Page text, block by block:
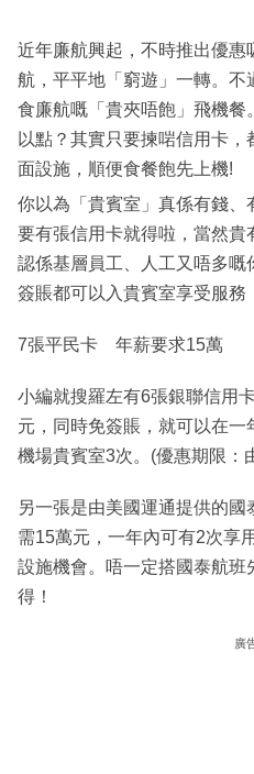
閱
專
區
近年廉航興起，不時推出優
航，平平地「窮遊」一轉。
食廉航嘅「貴夾唔飽」飛機
以點？其實只要揀啱信用卡
面設施，順便食餐飽先上機!
你以為「貴賓室」真係有錢、
要有張信用卡就得啦，當然貴
認係基層員工、人工又唔多
簽賬都可以入貴賓室享受服務
7張平民卡 年薪要求15萬
小編就搜羅左有6張銀聯信用
元，同時免簽賬，就可以在
機場貴賓室3次。(優惠期限：
另一張是由美國運通提供的
需15萬元，一年內可有2次享
設施機會。唔一定搭國泰航
得！
廣